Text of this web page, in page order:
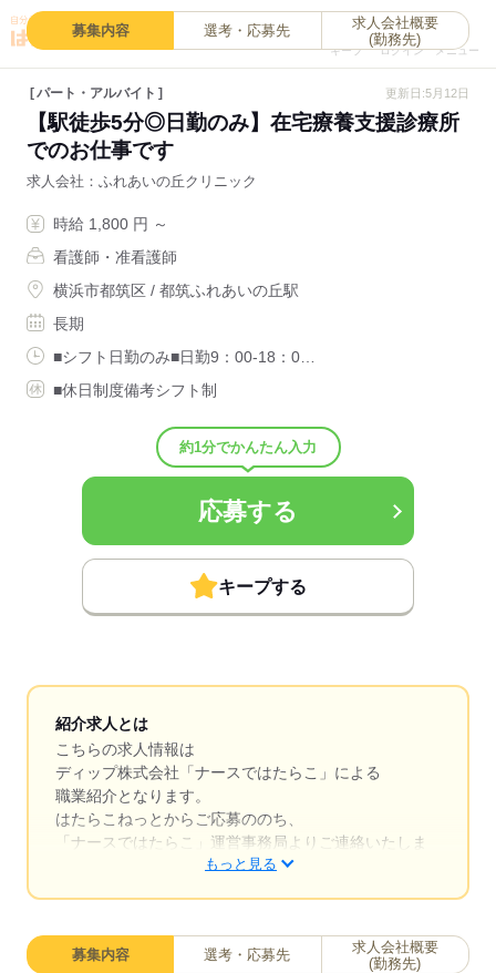
キープ
0
ログイン メニュー
募集内容 選考・応募先
求人会社概要
(勤務先)
パート・アルバイト 更新日:5月12日
【駅徒歩5分◎日勤のみ】在宅療養支援診療所
でのお仕事です
求人会社 ふれあいの丘クリニック
時給 1,800 円 ～
看護師・准看護師
横浜市都筑区 / 都筑ふれあいの丘駅
長期
■シフト日勤のみ■日勤9：00-18：0…
■休日制度備考シフト制
約1分でかんたん入力
応募する
キープする
紹介求人とは
こちらの求人情報は
ディップ株式会社「ナースではたらこ」による
職業紹介となります。
はたらこねっとからご応募ののち、
「ナースではたらこ」運営事務局よりご連絡いたしま
求職中の看護師さんの転職を専任の
キャリアアドバイザーが入職まで無料でサポートいた
もっと見る
募集内容 選考・応募先
求人会社概要
(勤務先)